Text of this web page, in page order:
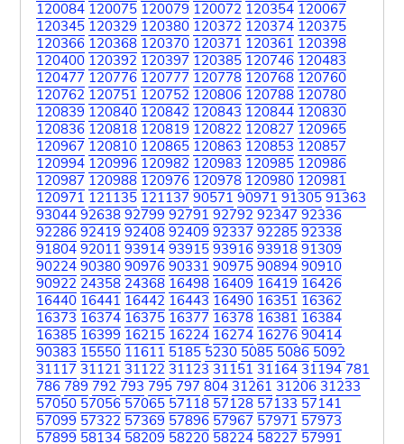
120084 120075 120079 120072 120354 120067
120345 120329 120380 120372 120374 120375
120366 120368 120370 120371 120361 120398
120400 120392 120397 120385 120746 120483
120477 120776 120777 120778 120768 120760
120762 120751 120752 120806 120788 120780
120839 120840 120842 120843 120844 120830
120836 120818 120819 120822 120827 120965
120967 120810 120865 120863 120853 120857
120994 120996 120982 120983 120985 120986
120987 120988 120976 120978 120980 120981
120971 121135 121137 90571 90971 91305 91363
93044 92638 92799 92791 92792 92347 92336
92286 92419 92408 92409 92337 92285 92338
91804 92011 93914 93915 93916 93918 91309
90224 90380 90976 90331 90975 90894 90910
90922 24358 24368 16498 16409 16419 16426
16440 16441 16442 16443 16490 16351 16362
16373 16374 16375 16377 16378 16381 16384
16385 16399 16215 16224 16274 16276 90414
90383 15550 11611 5185 5230 5085 5086 5092
31117 31121 31122 31123 31151 31164 31194 781
786 789 792 793 795 797 804 31261 31206 31233
57050 57056 57065 57118 57128 57133 57141
57099 57322 57369 57896 57967 57971 57973
57899 58134 58209 58220 58224 58227 57991